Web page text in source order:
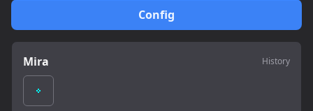
Config
Mira History